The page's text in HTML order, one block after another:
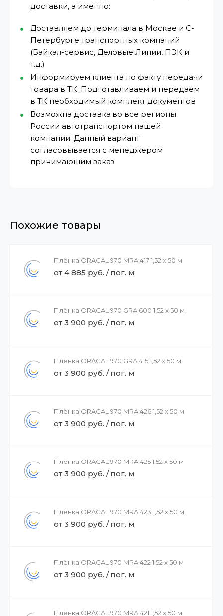
доставки, а именно:
Доставляем до терминала в Москве и С-
Петербурге транспортных компаний
(Байкал-сервис, Деловые Линии, ПЭК и
т.д.)
Информируем клиента по факту передачи
товара в ТК. Подготавливаем и передаем
в ТК необходимый комплект документов
Возможна доставка во все регионы
России автотранспортом нашей
компании. Данный вариант
согласовывается с менеджером
принимающим заказ
Похожие товары
Плёнка ORACAL 970 MRA 417 1,52 x 50 м
от 4 885 руб. / пог. м
Плёнка ORACAL 970 GRA 600 1,52 x 50 м
от 3 900 руб. / пог. м
Плёнка ORACAL 970 GRA 415 1,52 x 50 м
от 3 900 руб. / пог. м
Плёнка ORACAL 970 MRA 426 1,52 x 50 м
от 3 900 руб. / пог. м
Плёнка ORACAL 970 MRA 425 1,52 x 50 м
от 3 900 руб. / пог. м
Плёнка ORACAL 970 MRA 423 1,52 x 50 м
от 3 900 руб. / пог. м
Плёнка ORACAL 970 MRA 422 1,52 x 50 м
от 3 900 руб. / пог. м
Плёнка ORACAL 970 MRA 421 1,52 x 50 м